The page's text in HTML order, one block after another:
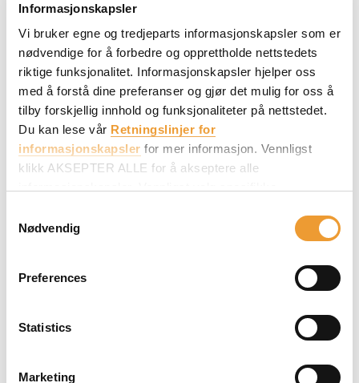
Informasjonskapsler
Vi bruker egne og tredjeparts informasjonskapsler som er
nødvendige for å forbedre og opprettholde nettstedets
riktige funksjonalitet. Informasjonskapsler hjelper oss
med å forstå dine preferanser og gjør det mulig for oss å
tilby forskjellig innhold og funksjonaliteter på nettstedet.
Du kan lese vår Retningslinjer for
informasjonskapsler for mer informasjon. Vennligst
klikk AKSEPTER ALLE for å akseptere alle
og klikk deretter på AKSEPTER MITT VALG for å gjøre
Selection
Nødvendig
Preferences
Statistics
Marketing